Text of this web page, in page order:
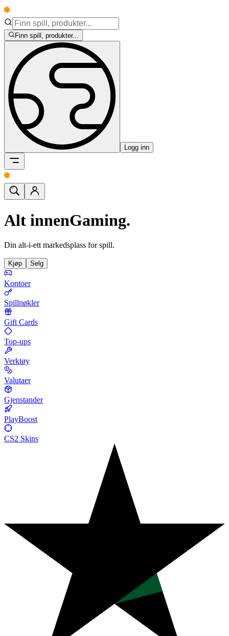
Finn spill, produkter...
Logg inn
Alt innenGaming.
Din alt-i-ett markedsplass for spill.
Kjøp Selg
Kontoer
Spillnøkler
Gift Cards
Top-ups
Verktøy
Valutaer
Gjenstander
PlayBoost
CS2 Skins